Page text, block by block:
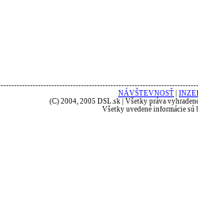
NÁVŠTEVNOSŤ
(C) 2004, 2005 DSL.sk | Všetky práva
Všetky uvedené informácie sú